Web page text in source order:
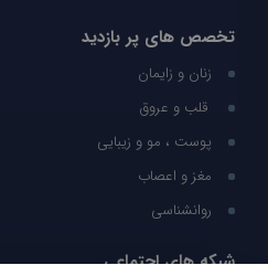
تخصص های پر بازدید
زنان و زایمان
قلب و عروق
پوست ، مو و زیبایی
مغز و اعصاب
روانشناسی
شبکه های اجتماعی